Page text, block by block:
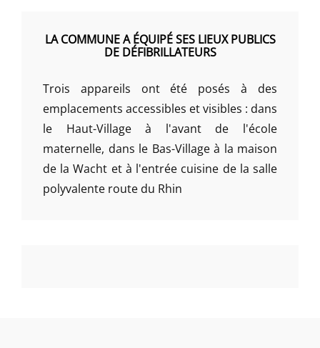
LA COMMUNE A ÉQUIPÉ SES LIEUX PUBLICS
DE DÉFIBRILLATEURS
Trois appareils ont été posés à des
emplacements accessibles et visibles : dans
le Haut-Village à l'avant de l'école
maternelle, dans le Bas-Village à la maison
de la Wacht et à l'entrée cuisine de la salle
polyvalente route du Rhin